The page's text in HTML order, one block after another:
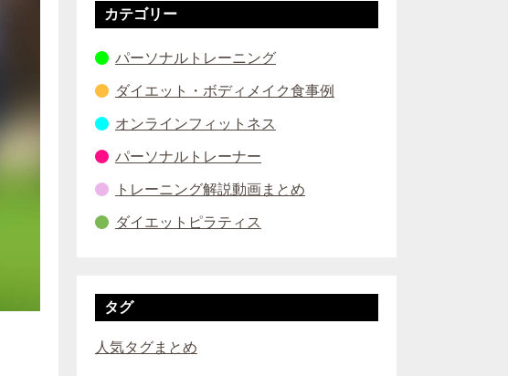
カテゴリー
パーソナルトレーニング
ダイエット・ボディメイク食事例
オンラインフィットネス
パーソナルトレーナー
トレーニング解説動画まとめ
ダイエットピラティス
タグ
人気タグまとめ